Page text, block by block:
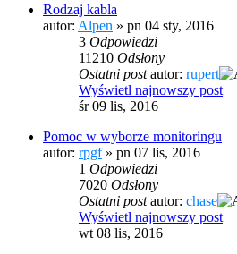
Rodzaj kabla
autor: Alpen » pn 04 sty, 2016
3 Odpowiedzi
11210 Odsłony
Ostatni postautor: rupert
Wyświetl najnowszy post
śr 09 lis, 2016
Pomoc w wyborze monitoringu
autor: rpgf» pn 07 lis, 2016
1 Odpowiedzi
7020 Odsłony
Ostatni postautor: chase
Wyświetl najnowszy post
wt 08 lis, 2016